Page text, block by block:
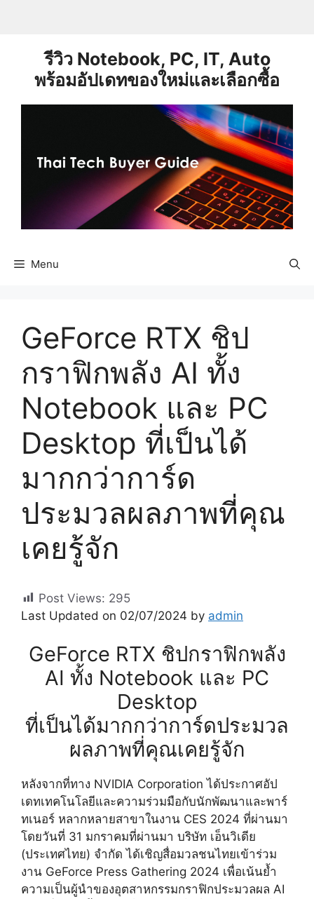
รีวิว Notebook, PC, IT, Auto
พร้อมอัปเดทของใหม่และเลือกซื้อ
Menu
GeForce RTX ชิป
กราฟิกพลัง AI ทั้ง
Notebook และ PC
Desktop ที่เป็นได้
มากกว่าการ์ด
ประมวลผลภาพที่คุณ
เคยรู้จัก
Post Views: 295
Last Updated on 02/07/2024 by admin
GeForce RTX ชิปกราฟิกพลัง
AI ทั้ง Notebook และ PC
Desktop
ที่เป็นได้มากกว่าการ์ดประมวล
ผลภาพที่คุณเคยรู้จัก
หลังจากที่ทาง NVIDIA Corporation ได้ประกาศอัป
เดทเทคโนโลยีและความร่วมมือกับนักพัฒนาและพาร์
ทเนอร์ หลากหลายสาขาในงาน CES 2024 ที่ผ่านมา
โดยวันที่ 31 มกราคมที่ผ่านมา บริษัท เอ็นวิเดีย
(ประเทศไทย) จำกัด ได้เชิญสื่อมวลชนไทยเข้าร่วม
งาน GeForce Press Gathering 2024 เพื่อเน้นย้ำ
ความเป็นผู้นำของอุตสาหกรรมกราฟิกประมวลผล AI